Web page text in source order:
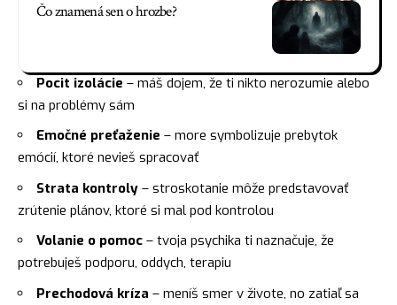
Čo znamená sen o hrozbe?
Pocit izolácie – máš dojem, že ti nikto nerozumie alebo
si na problémy sám
Emočné preťaženie – more symbolizuje prebytok
emócií, ktoré nevieš spracovať
Strata kontroly – stroskotanie môže predstavovať
zrútenie plánov, ktoré si mal pod kontrolou
Volanie o pomoc – tvoja psychika ti naznačuje, že
potrebuješ podporu, oddych, terapiu
Prechodová kríza – meníš smer v živote, no zatiaľ sa